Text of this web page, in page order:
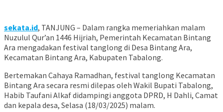
sekata.id, TANJUNG – Dalam rangka memeriahkan malam
Nuzulul Qur’an 1446 Hijriah, Pemerintah Kecamatan Bintang
Ara mengadakan festival tanglong di Desa Bintang Ara,
Kecamatan Bintang Ara, Kabupaten Tabalong.
Bertemakan Cahaya Ramadhan, festival tanglong Kecamatan
Bintang Ara secara resmi dilepas oleh Wakil Bupati Tabalong,
Habib Taufani Alkaf didampingi anggota DPRD, H Dahli, Camat
dan kepala desa, Selasa (18/03/2025) malam.